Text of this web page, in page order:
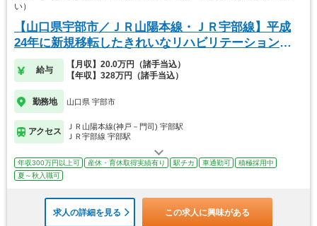
い）
【山口県宇部市／ＪＲ山陽本線・ＪＲ宇部線】平成
24年に新規移転したきれいなリハビリテーション病
院
給与
【月収】20.0万円（諸手当込）
【年収】328万円（諸手当込）
勤務地 山口県 宇部市
アクセス
ＪＲ山陽本線(神戸－門司) 宇部駅
ＪＲ宇部線 宇部駅
年収300万円以上可 産休・育休取得実績有り 駅チカ 車通勤可
積極採用中
夏～秋入職可
求人の詳細を見る この求人に興味がある